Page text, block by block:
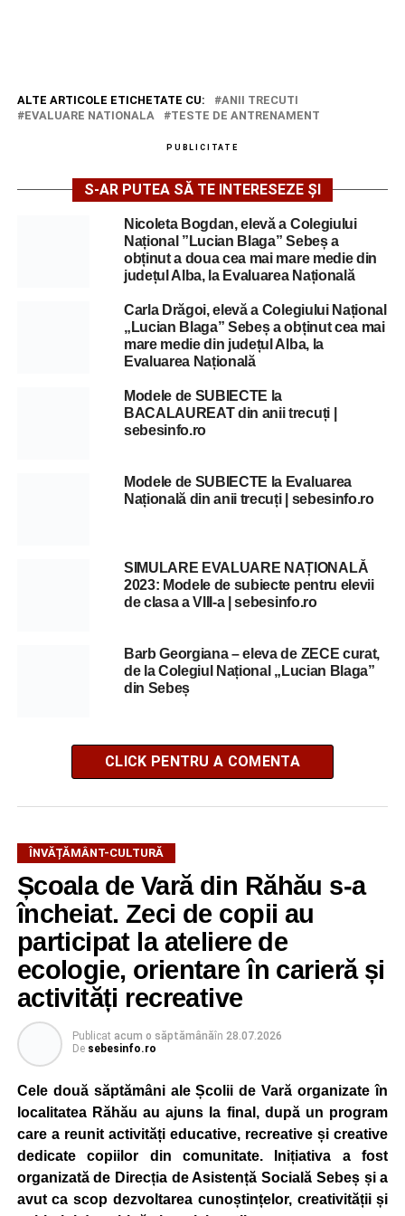
ALTE ARTICOLE ETICHETATE CU:
ANII TRECUTI
EVALUARE NATIONALA
TESTE DE ANTRENAMENT
PUBLICITATE
S-AR PUTEA SĂ TE INTERESEZE ȘI
Nicoleta Bogdan, elevă a Colegiului
Național ”Lucian Blaga” Sebeș a
obținut a doua cea mai mare medie din
județul Alba, la Evaluarea Națională
Carla Drăgoi, elevă a Colegiului Național
„Lucian Blaga” Sebeș a obținut cea mai
mare medie din județul Alba, la
Evaluarea Națională
Modele de SUBIECTE la
BACALAUREAT din anii trecuți |
sebesinfo.ro
Modele de SUBIECTE la Evaluarea
Națională din anii trecuți | sebesinfo.ro
SIMULARE EVALUARE NAȚIONALĂ
2023: Modele de subiecte pentru elevii
de clasa a VIII-a | sebesinfo.ro
Barb Georgiana – eleva de ZECE curat,
de la Colegiul Național „Lucian Blaga”
din Sebeș
CLICK PENTRU A COMENTA
ÎNVĂȚĂMÂNT-CULTURĂ
Școala de Vară din Răhău s-a
încheiat. Zeci de copii au
participat la ateliere de
ecologie, orientare în carieră și
activități recreative
Publicat acum o săptămânăîn 28.07.2026
De sebesinfo.ro
Cele două săptămâni ale Școlii de Vară organizate în
localitatea Răhău au ajuns la final, după un program
care a reunit activități educative, recreative și creative
dedicate copiilor din comunitate. Inițiativa a fost
organizată de Direcția de Asistență Socială Sebeș și a
avut ca scop dezvoltarea cunoștințelor, creativității și